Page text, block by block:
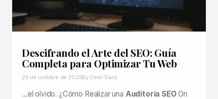
Descifrando el Arte del SEO: Guía
Completa para Optimizar Tu Web
25 de octubre de 2025By Deivi Sanz
…el olvido. ¿Cómo Realizar una Auditoría SEOOn